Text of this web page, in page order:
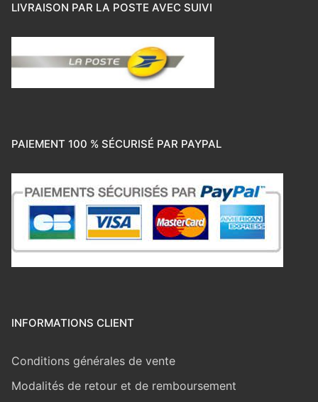
LIVRAISON PAR LA POSTE AVEC SUIVI
PAIEMENT 100 % SÉCURISÉ PAR PAYPAL
INFORMATIONS CLIENT
Conditions générales de vente
Modalités de retour et de remboursement